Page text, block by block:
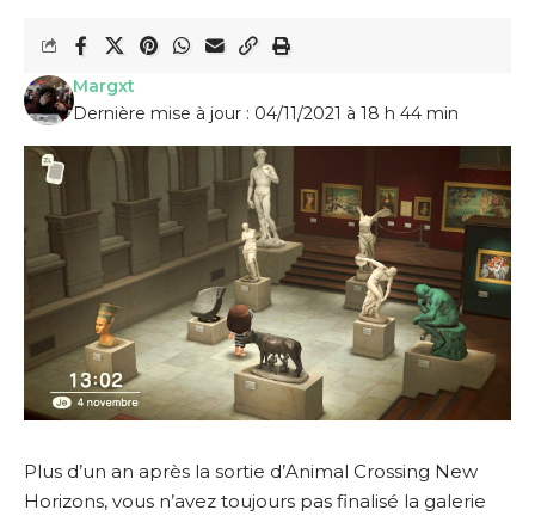
Dernière mise à jour : 04/11/2021 à 18 h 44 min
Margxt
Plus d’un an après la sortie d’Animal Crossing New
Horizons, vous n’avez toujours pas finalisé la galerie